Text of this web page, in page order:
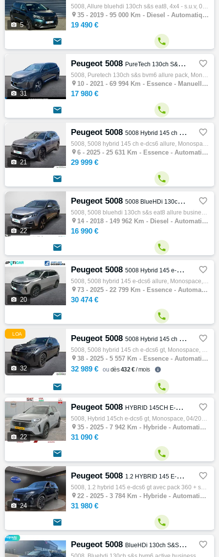
 5
5008, Allure bluehdi 130ch s&s eat8, 4x4 - s.u.v, 05/2019, 131ch, 6cv, 95000 km, 5 portes, 7 places, Diesel, Boite de vitesse automatiq…
 35 - 2019 - 95 000 Km - Diesel - Automatique - 4x4 - S.U.V
19 490 €
 
 31
Peugeot 5008 PureTech 130ch S&S BVM6 Allure Pack 
5008, Puretech 130ch s&s bvm6 allure pack, Monospace, 11/2021, 130ch, 7cv, 69994 km, 5 portes, 7 places, Essence, Boite de vitesse manuelle…
 10 - 2021 - 69 994 Km - Essence - Manuelle - Monospace
17 980 €
 
 21
Peugeot 5008 5008 Hybrid 145 ch e-DCS6 Allure 
5008, 5008 hybrid 145 ch e-dcs6 allure, Monospace, 04/2025, 145ch, 7cv, 25631 km, 5 portes, 7 places, Essence, Boite de vitesse automatique…
 6 - 2025 - 25 631 Km - Essence - Automatique - Monospace
29 999 €
 
 22
Peugeot 5008 5008 BlueHDi 130ch S&S EAT8 Allure Business 
5008, 5008 bluehdi 130ch s&s eat8 allure business, Monospace, 10/2018, 130ch, 6cv, 149962 km, 5 portes, 7 places, Diesel, Boite de vitesse …
 14 - 2018 - 149 962 Km - Diesel - Automatique - Monospace
16 990 €
 
 20
Peugeot 5008 5008 Hybrid 145 e-DCS6 Allure 
5008, 5008 hybrid 145 e-dcs6 allure, Monospace, 02/2025, 145ch, 7cv, 22799 km, 5 portes, 7 places, Essence, Boite de vitesse automatique, R…
 73 - 2025 - 22 799 Km - Essence - Automatique - Monospace
30 474 €
 
LOA
 32
Peugeot 5008 5008 Hybrid 145 ch e-DCS6 GT 
5008, 5008 hybrid 145 ch e-dcs6 gt, Monospace, 06/2025, 145ch, 7cv, 5557 km, 5 portes, 7 places, Essence, Boite de vitesse automatique, Rég…
 38 - 2025 - 5 557 Km - Essence - Automatique - Monospace
32 989 € dès432 €/ mois
 
 22
Peugeot 5008 HYBRID 145CH E-DCS6 GT 
5008, Hybrid 145ch e-dcs6 gt, Monospace, 04/2025, 136ch, 7cv, 7942 km, 5 portes, 7 places, Hybride, Boite de vitesse automatique, Gps, Abs,…
 35 - 2025 - 7 942 Km - Hybride - Automatique - Monospace
31 090 €
 
 24
Peugeot 5008 1.2 HYBRID 145 E-DCS6 GT avec Pack 360 + Sellerie ALCANTARA 4400€ D'options 
5008, 1.2 hybrid 145 e-dcs6 gt avec pack 360 + sellerie alcantara 4400€ d'options, Monospace, 07/2025, 145ch, 7cv, 3784 km, 5 portes, 7 pla…
 22 - 2025 - 3 784 Km - Hybride - Automatique - Monospace
31 980 €
 
Peugeot 5008 BlueHDi 130ch S&S BVM6 Active Business 